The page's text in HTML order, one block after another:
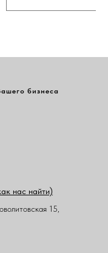
бизнеса
15,
нас найти)